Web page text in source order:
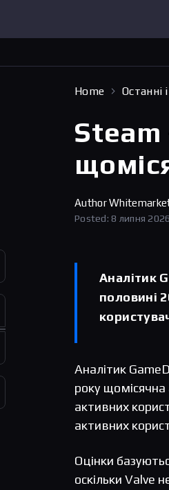
Home Останні
Author
Posted: 8 липня
Аналітик
половині
Аналітик
року
активних
активних
Оцінки
оскільки Valve